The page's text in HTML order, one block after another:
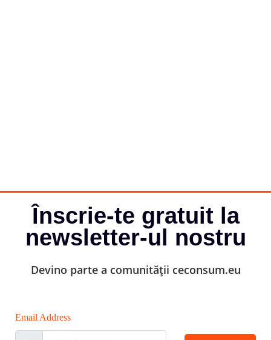
Înscrie-te gratuit la
newsletter-ul nostru
Devino parte a comunității ceconsum.eu
Email Address